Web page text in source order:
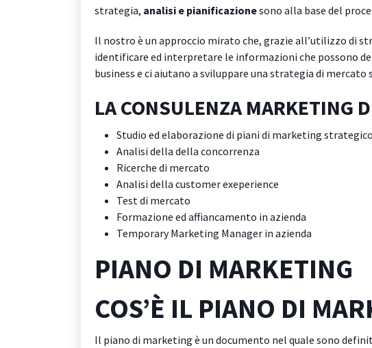
strategia, analisi e pianificazionesono alla base del
Il nostro è un approccio mirato che, grazie all’utilizzo di
identificare ed interpretare le informazioni che possono
business e ci aiutano a sviluppare una strategia di
LA CONSULENZA MARKETING
Studio ed elaborazione di piani di marketing
Analisi della della concorrenza
Ricerche di mercato
Analisi della customer exeperience
Test di mercato
Formazione ed affiancamento in azienda
Temporary Marketing Manager in azienda
PIANO DI MARKETING
COS’È IL PIANO DI
Il piano di marketing è un documento nel quale sono